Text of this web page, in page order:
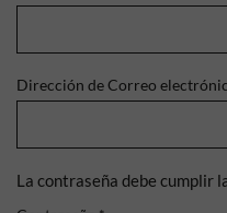
Dirección de Correo
La contraseña debe cumplir